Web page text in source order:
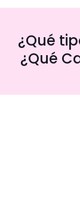
¿Qué
¿Qué